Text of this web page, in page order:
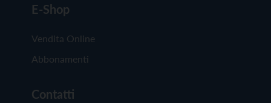
E-Shop
Vendita Online
Abbonamenti
Contatti